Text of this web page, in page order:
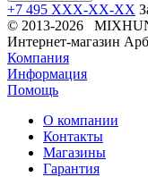
+7 495 XXX-XX-XX
© 2013-2026
Интернет-магазин
Компания
Информация
Помощь
О компании
Контакты
Магазины
Гарантия